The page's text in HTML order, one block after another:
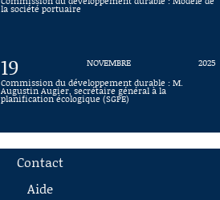
la société portuaire
19 NOVEMBRE
2025
Commission du développement durable : M.
Augustin Augier, secrétaire général à la
planification écologique (SGPE)
Contact
Aide